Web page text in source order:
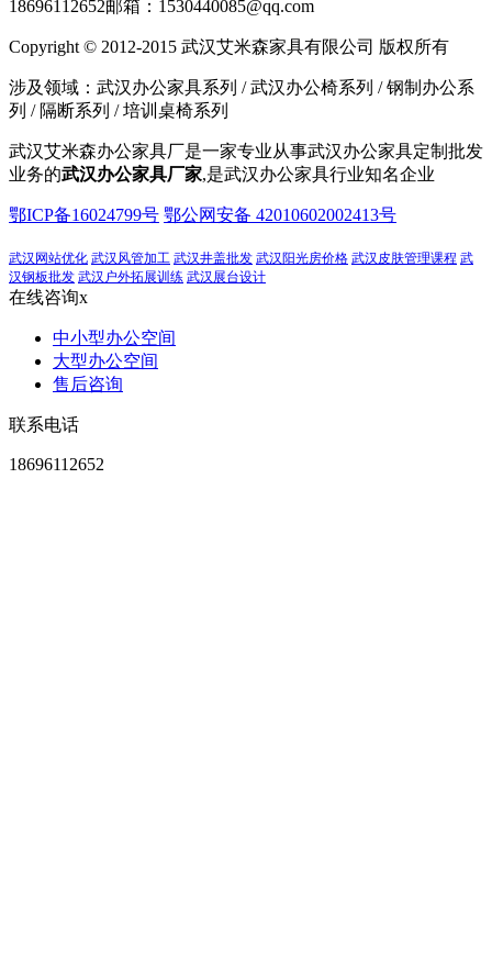
18696112652邮箱：1530440085@qq.com
Copyright © 2012-2015 武汉艾米森家具有限公司 版权所有
涉及领域：武汉办公家具系列 / 武汉办公椅系列 / 钢制办公系
列 / 隔断系列 / 培训桌椅系列
武汉艾米森办公家具厂是一家专业从事武汉办公家具定制批发
业务的武汉办公家具厂家,是武汉办公家具行业知名企业
鄂ICP备16024799号 鄂公网安备 42010602002413号
武汉网站优化 武汉风管加工 武汉井盖批发 武汉阳光房价格 武汉皮肤管理课程 武
汉钢板批发 武汉户外拓展训练 武汉展台设计
在线咨询x
中小型办公空间
大型办公空间
售后咨询
联系电话
18696112652